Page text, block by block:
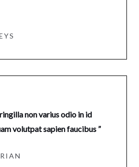
non varius odio in id
volutpat sapien faucibus ”